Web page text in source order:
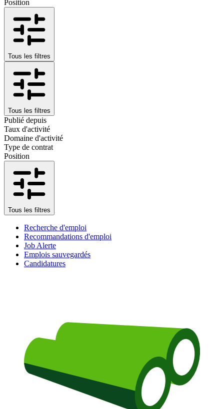
Position
Tous les filtres
Tous les filtres
Publié depuis
Taux d'activité
Domaine d'activité
Type de contrat
Position
Tous les filtres
Recherche d'emploi
Recommandations d'emploi
Job Alerte
Emplois sauvegardés
Candidatures